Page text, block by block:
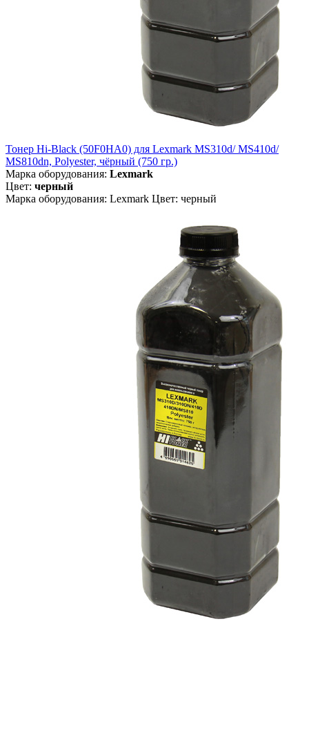
Тонер Hi-Black (50F0HA0) для Lexmark MS310d/ MS410d/
MS810dn, Polyester, чёрный (750 гр.)
Марка оборудования: Lexmark
Цвет: черный
Марка оборудования: Lexmark Цвет: черный